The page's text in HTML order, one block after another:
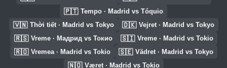
🇵🇹 Tempo · Madrid vs Tóquio
🇻🇳 Thời tiết · Madrid vs Tokyo 🇩🇰 Vejret · Madrid vs Tokyo
🇷🇸 Vreme · Мадрид vs Токио 🇸🇮 Vreme · Madrid vs Tokio
🇷🇴 Vremea · Madrid vs Tokio 🇸🇪 Vädret · Madrid vs Tokyo
🇳🇴 Været · Madrid vs Tokio